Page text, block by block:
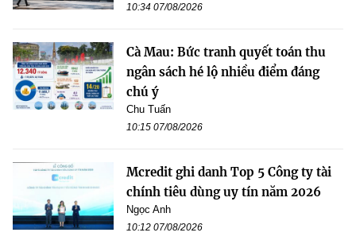
10:34 07/08/2026
Cà Mau: Bức tranh quyết toán thu
ngân sách hé lộ nhiều điểm đáng
chú ý
Chu Tuấn
10:15 07/08/2026
Mcredit ghi danh Top 5 Công ty tài
chính tiêu dùng uy tín năm 2026
Ngọc Anh
10:12 07/08/2026